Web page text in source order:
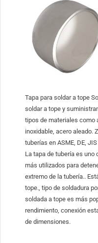
Tapa para soldar a tope
soldar a tope y
tipos de materiales como
inoxidable, acero aleado.
tuberías en ASME, DE,
La tapa de tubería es
más utilizados para
extremo de la tubería..
tope., tipo de soldadura
soldada a tope es más
rendimiento, conexión
de dimensiones.